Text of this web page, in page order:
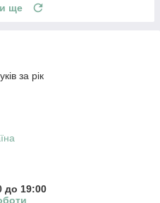
ще
за рік
до 19:00